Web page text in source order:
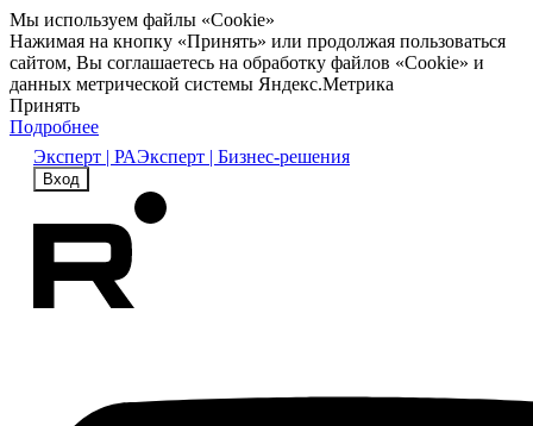
Мы используем файлы «Cookie»
Нажимая на кнопку «Принять» или продолжая пользоваться
сайтом, Вы соглашаетесь на обработку файлов «Cookie» и
данных метрической системы Яндекс.Метрика
Принять
Подробнее
Эксперт | РАЭксперт | Бизнес-решения
Вход